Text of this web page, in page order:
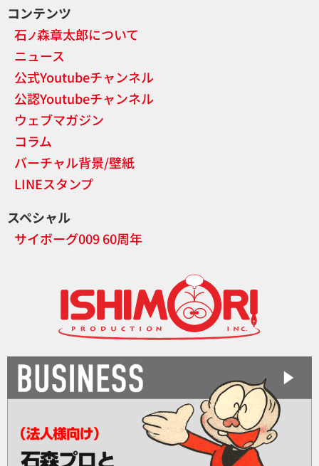
コンテンツ
石ノ森章太郎について
ニュース
公式Youtubeチャンネル
公認Youtubeチャンネル
ウェブマガジン
コラム
バーチャル背景/壁紙
LINEスタンプ
スペシャル
サイボーグ009 60周年